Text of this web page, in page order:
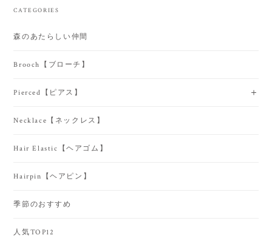
CATEGORIES
森のあたらしい仲間
Brooch【ブローチ】
Pierced【ピアス】
Necklace【ネックレス】
Hair Elastic【ヘアゴム】
Hairpin【ヘアピン】
季節のおすすめ
人気TOP12